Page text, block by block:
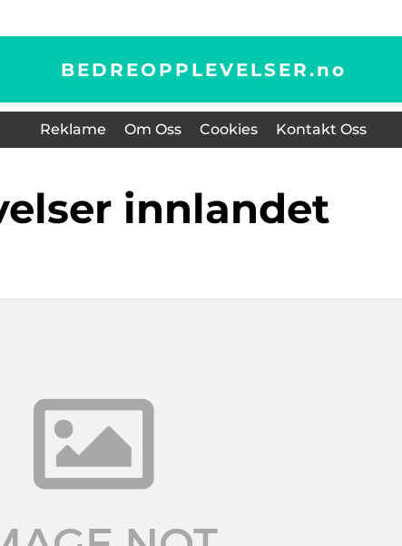
BEDREOPPLEVELSER.no
Reklame Om Oss Cookies Kontakt Oss
innlandet